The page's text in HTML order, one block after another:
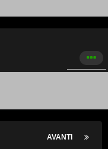
AVANTI